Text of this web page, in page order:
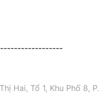
Hai, Tổ 1, Khu Phố 8,